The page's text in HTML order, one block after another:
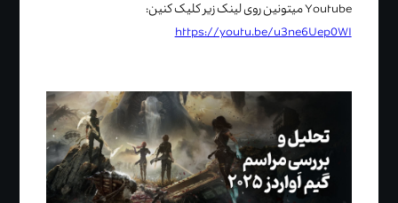
Youtube میتونین روی لینک زیر کلیک کنین:
https://youtu.be/u3ne6Uep0WI